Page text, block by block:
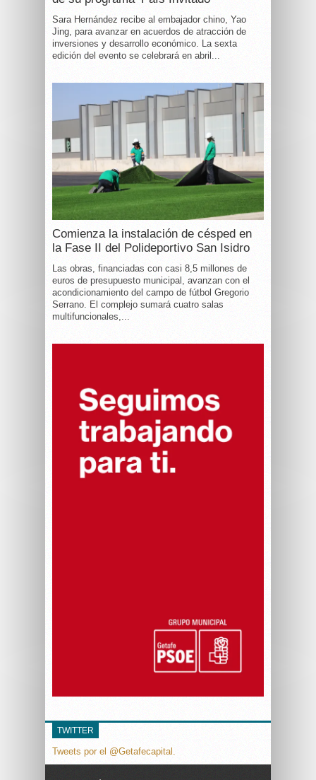
Sara Hernández recibe al embajador chino, Yao
Jing, para avanzar en acuerdos de atracción de
inversiones y desarrollo económico. La sexta
edición del evento se celebrará en abril...
Comienza la instalación de césped en
la Fase II del Polideportivo San Isidro
Las obras, financiadas con casi 8,5 millones de
euros de presupuesto municipal, avanzan con el
acondicionamiento del campo de fútbol Gregorio
Serrano. El complejo sumará cuatro salas
multifuncionales,...
TWITTER
Tweets por el @Getafecapital.